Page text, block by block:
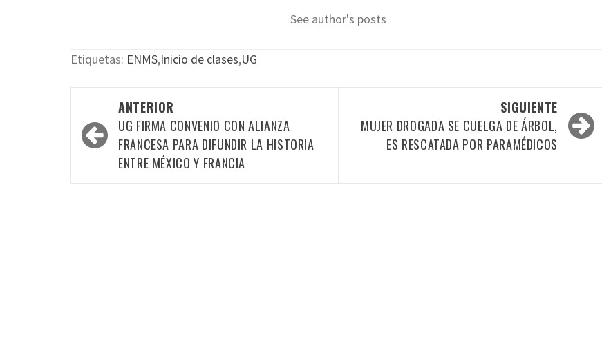
See author's posts
Etiquetas: ENMS,Inicio de clases,UG
Navegación
por
las
entradas
ANTERIOR
UG FIRMA CONVENIO CON ALIANZA
FRANCESA PARA DIFUNDIR LA HISTORIA
ENTRE MÉXICO Y FRANCIA
SIGUIENTE
MUJER DROGADA SE CUELGA DE ÁRBOL,
ES RESCATADA POR PARAMÉDICOS